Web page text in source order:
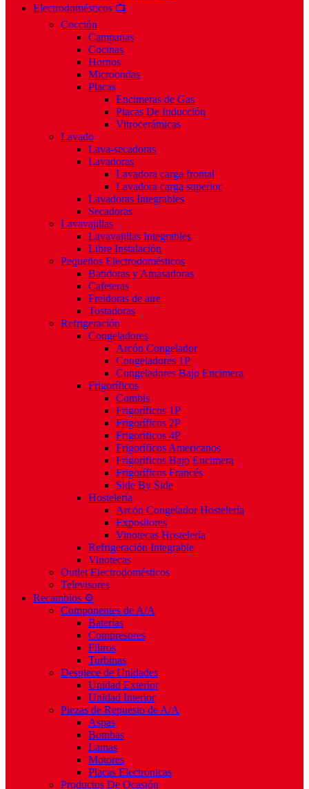
Electrodomésticos 📺
Cocción
Campanas
Cocinas
Hornos
Microondas
Placas
Encimeras de Gas
Placas De Inducción
Vitrocerámicas
Lavado
Lava-secadoras
Lavadoras
Lavadora carga frontal
Lavadora carga superior
Lavadoras Integrables
Secadoras
Lavavajillas
Lavavajillas Integrables
Libre Instalación
Pequeños Electrodomésticos
Batidoras y Amasadoras
Cafeteras
Freidoras de aire
Tostadoras
Refrigeración
Congeladores
Arcón Congelador
Congeladores 1P
Congeladores Bajo Encimera
Frigoríficos
Combis
Frigoríficos 1P
Frigoríficos 2P
Frigoríficos 4P
Frigoríficos Americanos
Frigoríficos Bajo Encimera
Frigoríficos Francés
Side By Side
Hostelería
Arcón Congelador Hostelería
Expositores
Vinotecas Hostelería
Refrigeración Integrable
Vinotecas
Outlet Electrodomésticos
Televisores
Recambios ⚙️
Componentes de A/A
Baterías
Compresores
Filtros
Turbinas
Despiece de Unidades
Unidad Exterior
Unidad Interior
Piezas de Repuesto de A/A
Aspas
Bombas
Lamas
Motores
Placas Electrónicas
Productos De Ocasión